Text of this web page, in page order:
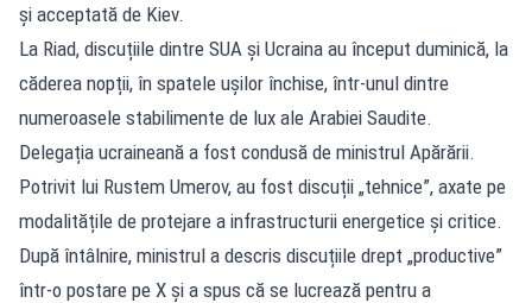
și acceptată de Kiev.
La Riad, discuțiile dintre SUA și Ucraina au început duminică, la
căderea nopții, în spatele ușilor închise, într-unul dintre
numeroasele stabilimente de lux ale Arabiei Saudite.
Delegația ucraineană a fost condusă de ministrul Apărării.
Potrivit lui Rustem Umerov, au fost discuții „tehnice”, axate pe
modalitățile de protejare a infrastructurii energetice și critice.
După întâlnire, ministrul a descris discuțiile drept „productive”
într-o postare pe X și a spus că se lucrează pentru a